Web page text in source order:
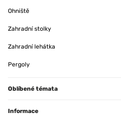
Ohniště
Zahradní stolky
Zahradní lehátka
Pergoly
Oblíbené témata
Informace